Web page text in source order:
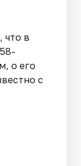
что в
58-
о его
с